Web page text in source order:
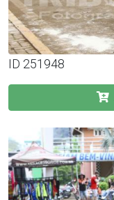
ID 251948